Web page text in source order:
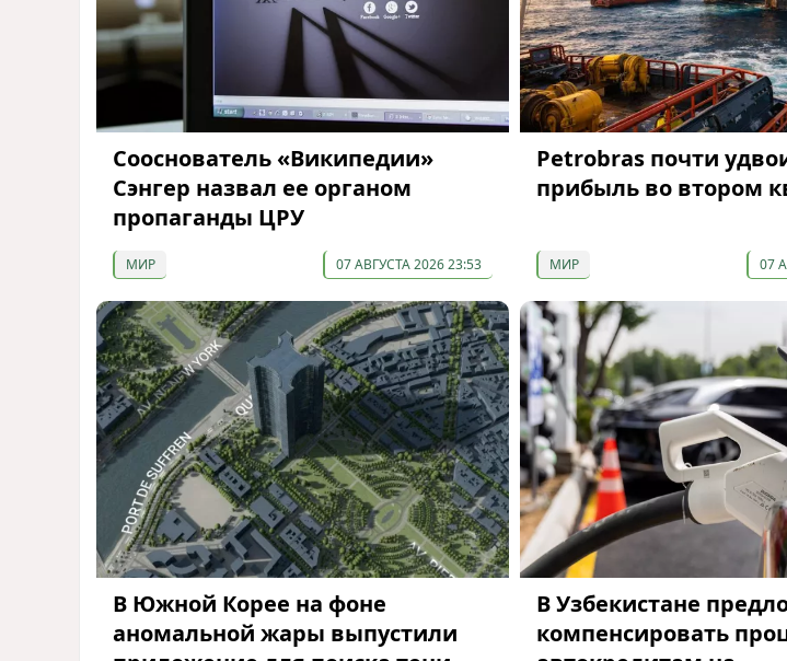
Сооснователь «Википедии»
Сэнгер назвал ее органом
пропаганды ЦРУ
МИР 07 АВГУСТА 2026 23:53
Petrobras почти
прибыль во втором
МИР 07
В Южной Корее на фоне
аномальной жары выпустили
В Узбекистане
компенсировать